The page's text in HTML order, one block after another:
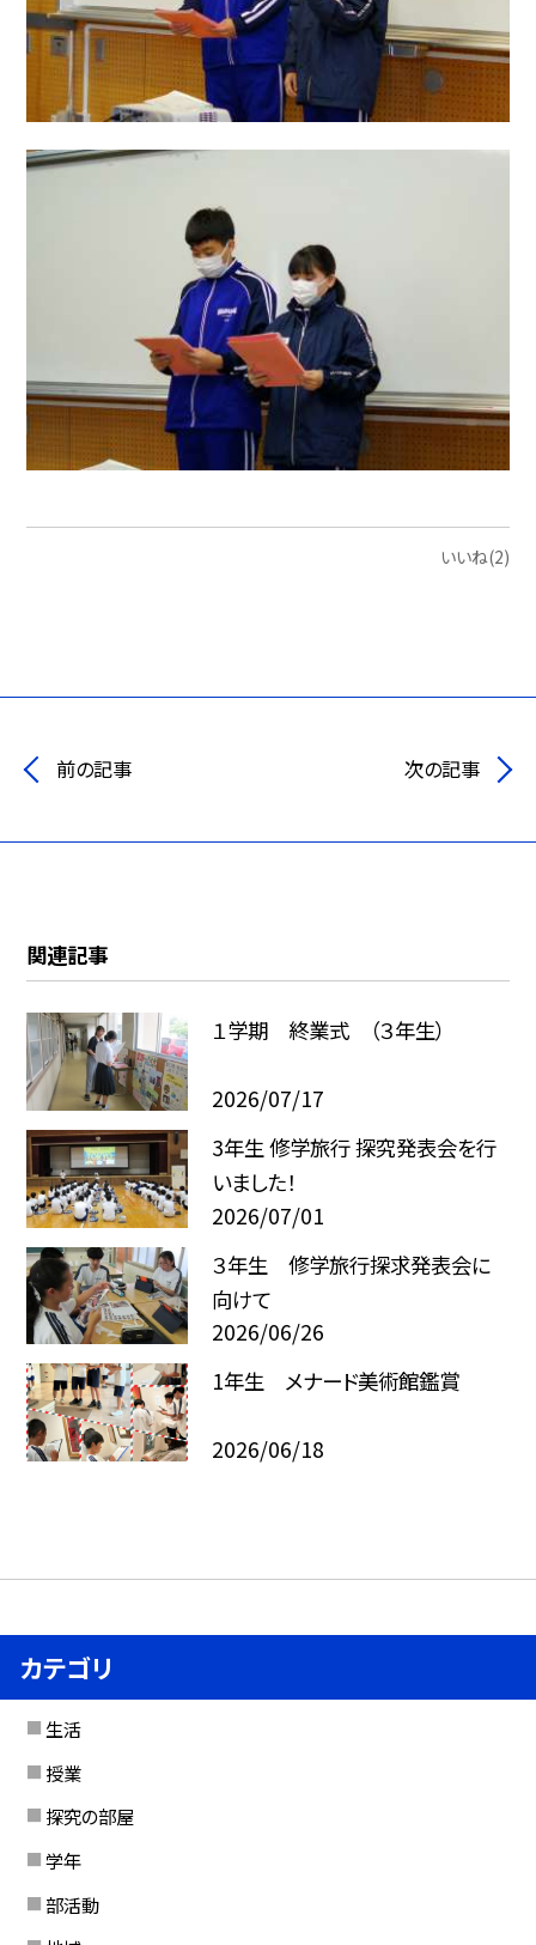
いいね(2)
前の記事 次の記事
関連記事
１学期 終業式 （３年生）
2026/07/17
3年生 修学旅行 探究発表会を行
いました！
2026/07/01
３年生 修学旅行探求発表会に
向けて
2026/06/26
1年生 メナード美術館鑑賞
2026/06/18
カテゴリ
生活
授業
探究の部屋
学年
部活動